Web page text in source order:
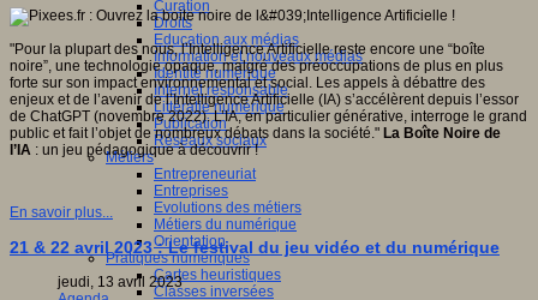
Curation
Droits
Education aux médias
Information et nouveaux médias
Identité numérique
Internet responsable
Littératie numérique
Publication
Réseaux sociaux
Métiers
Entrepreneuriat
Entreprises
Evolutions des métiers
Métiers du numérique
Orientation
Pratiques numériques
Cartes heuristiques
Classes inversées
"Pour la plupart des nous, l’Intelligence Artificielle reste encore une “boîte
noire”, une technologie opaque, malgré des préoccupations de plus en plus
forte sur son impact environnemental et social. Les appels à débattre des
enjeux et de l’avenir de l’Intelligence Artificielle (IA) s’accélèrent depuis l’essor
de ChatGPT (novembre 2022). L’IA, en particulier générative, interroge le grand
public et fait l’objet de nombreux débats dans la société." La Boîte Noire de
l’IA : un jeu pédagogique à découvrir !
En savoir plus...
21 & 22 avril 2023 : Le festival du jeu vidéo et du numérique
jeudi, 13 avril 2023